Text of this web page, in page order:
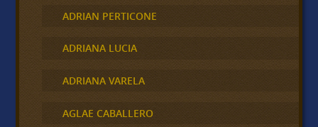
ADRIAN PERTICONE
ADRIANA LUCIA
ADRIANA VARELA
AGLAE CABALLERO